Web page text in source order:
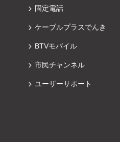
固定電話
ケーブルプラスでんき
BTVモバイル
市民チャンネル
ユーザーサポート